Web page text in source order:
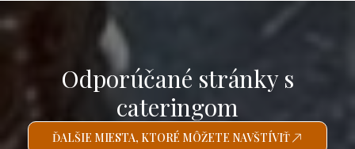
Odporúčané stránky s
cateringom
ĎALŠIE MIESTA, KTORÉ MÔŽETE NAVŠTÍVIŤ